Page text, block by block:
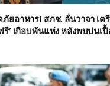
ยอาหาร! สภช. ลั่นวาจา เต
รี’ เกือบพันแห่ง หลังพบปนเ